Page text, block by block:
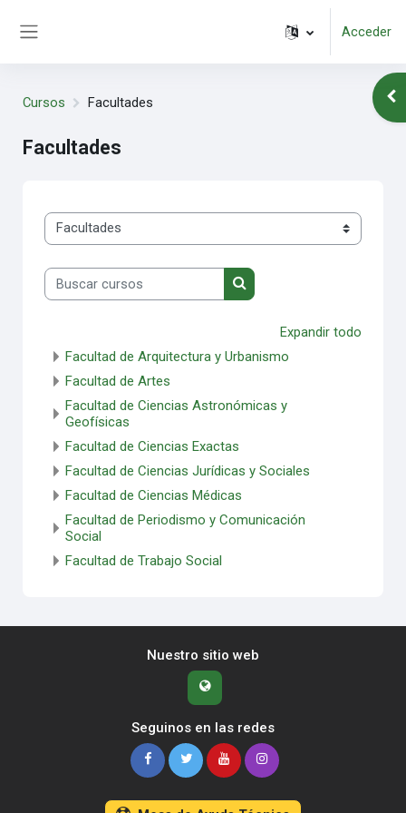
Acceder
Cursos Facultades
Facultades
Categorías
Buscar cursos
Buscar cursos
Expandir todo
Facultad de Arquitectura y Urbanismo
Facultad de Artes
Facultad de Ciencias Astronómicas y
Geofísicas
Facultad de Ciencias Exactas
Facultad de Ciencias Jurídicas y Sociales
Facultad de Ciencias Médicas
Facultad de Periodismo y Comunicación
Social
Facultad de Trabajo Social
Nuestro sitio web
Seguinos en las redes